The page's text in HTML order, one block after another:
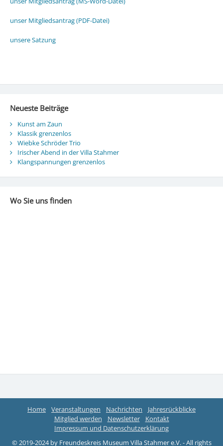
unser Mitgliedsantrag (PDF-Datei)
unsere Satzung
Neueste Beiträge
Kunst am Zaun
Klassik grenzenlos
Wiebke Schröder Trio
Irischer Abend in der Villa Stahmer
Klangspannungen grenzenlos
Wo Sie uns finden
Home Veranstaltungen Nachrichten
Jahresrückblicke
Mitglied werden
Newsletter
Kontakt
Impressum und Datenschutzerklärung
© 2019-2024 by Freundeskreis Museum Villa Stahmer e.V. - All rights